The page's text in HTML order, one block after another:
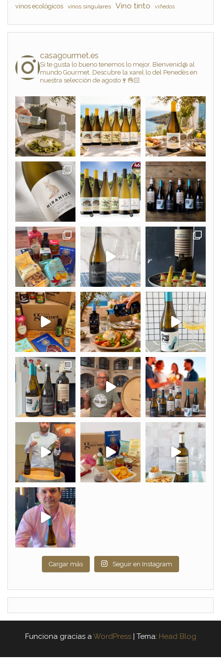
vinos ecológicos vinos singulares Vino tinto viñedos
casagourmet.es
Si te gusta lo bueno tenemos lo mejor. Bienvenid@ al
mundo Gourmet. Descubre la xarel.lo del Penedès en
nuestra selección de agosto🍷👌🏻
Cargar más Seguir en Instagram
Funciona gracias a WordPress | Tema: Head Blog